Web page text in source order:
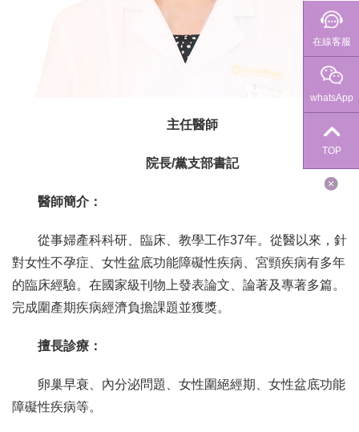
主任醫師
院長/黨支部書記
醫師簡介：
從事婦產科科研、臨床、教學工作37年。從醫以來，針
對女性不孕症、女性盆底功能障礙性疾病、宮頸疾病有多年
的臨床經驗。在國家級刊物上發表論文、論著及專著多篇。
完成圍產期疾病經濟負擔課題並獲獎。
擅長診療：
卵巢早衰、內分泌問題、女性圍絕經期、女性盆底功能
障礙性疾病等。
在線客服
whatsApp
TOP